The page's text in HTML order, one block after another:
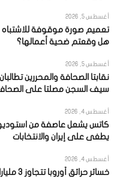
أغسطس 5, 2026
تعميم صورة موقوفة للاشتباه
هل وقعتم ضحية أعمالها؟
أغسطس 5, 2026
نقابتا الصحافة والمحررين
سيف السجن مصلتا على
أغسطس 4, 2026
يطغى على إيران والانتخابات
أغسطس 4, 2026
خسائر